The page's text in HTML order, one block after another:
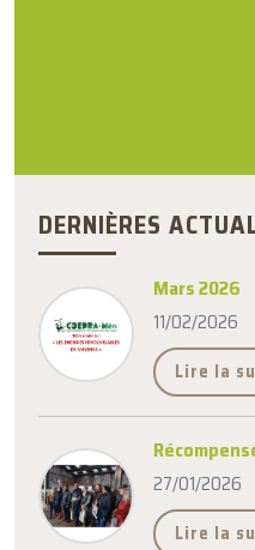
DERNIÈRES
Mars 2026
11/02/2026
Lire la
27/01/2026
Lire la